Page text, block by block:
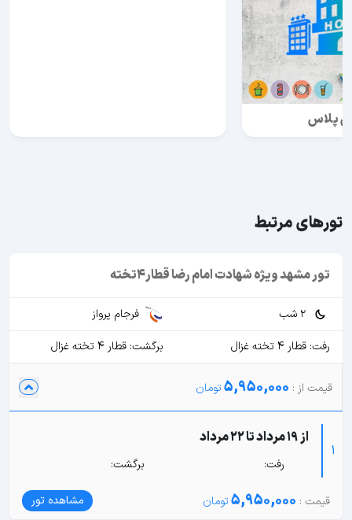
پلاس
تورهای مرتبط
تور مشهد ویژه شهادت امام رضا قطار4تخته
2 شب
فرجام پرواز
رفت: قطار 4 تخته غزال
برگشت: قطار 4 تخته غزال
5,950,000
1
از 19 مرداد تا 22 مرداد
رفت: برگشت:
5,950,000 مشاهده تور